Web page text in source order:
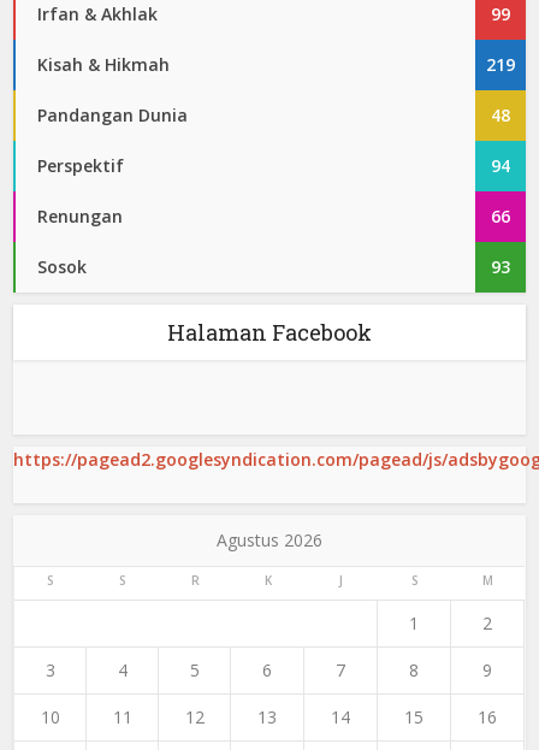
Irfan & Akhlak 99
Kisah & Hikmah 219
Pandangan Dunia 48
Perspektif 94
Renungan 66
Sosok 93
Halaman Facebook
https://pagead2.googlesyndication.com/pagead/js/
Agustus 2026
S S R K J S M
1 2
3 4 5 6 7 8 9
10 11 12 13 14 15 16